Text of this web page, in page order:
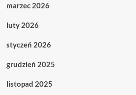
marzec 2026
luty 2026
styczeń 2026
grudzień 2025
listopad 2025